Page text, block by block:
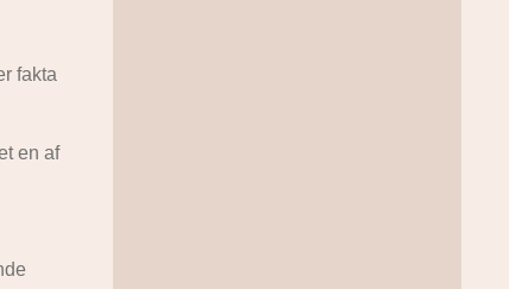
fakta
en af